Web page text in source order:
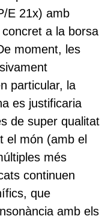
E 21x) amb
a la borsa
moment, les
particular, la
es justificaria
de super qualitat
el món (amb el
més
continuen
que
amb els